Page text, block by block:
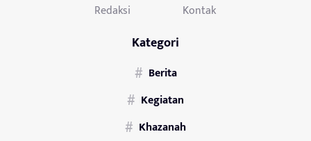
Redaksi
Kontak
Kategori
Berita
Kegiatan
Khazanah